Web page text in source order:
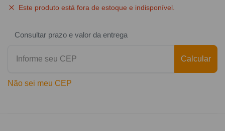
Este produto está fora de estoque e indisponível.
Consultar prazo e valor da entrega
Calcular
Não sei meu CEP